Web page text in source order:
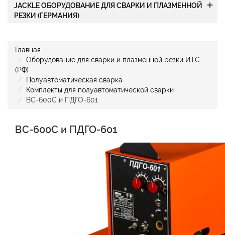
JACKLE ОБОРУДОВАНИЕ ДЛЯ СВАРКИ И ПЛАЗМЕННОЙ
РЕЗКИ (ГЕРМАНИЯ)
add
Главная
Оборудование для сварки и плазменной резки ИТС
(РФ)
Полуавтоматическая сварка
Комплекты для полуавтоматической сварки
ВС-600С и ПДГО-601
ВС-600С и ПДГО-601